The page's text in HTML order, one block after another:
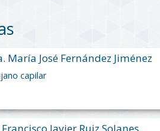
María José Fernández Jiménez
capilar
Javier Ruiz Solanes